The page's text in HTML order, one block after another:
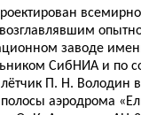
заводе
СибНИА и по
лётчик П. Н.
аэродрома